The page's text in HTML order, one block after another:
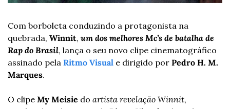
Com borboleta conduzindo a protagonista na
quebrada, Winnit, um dos melhores Mc’s de batalha de
Rap do Brasil, lança o seu novo clipe cinematográfico
assinado pela Ritmo Visual e dirigido por Pedro H. M.
Marques.
O clipe My Meisie do artista revelação Winnit,